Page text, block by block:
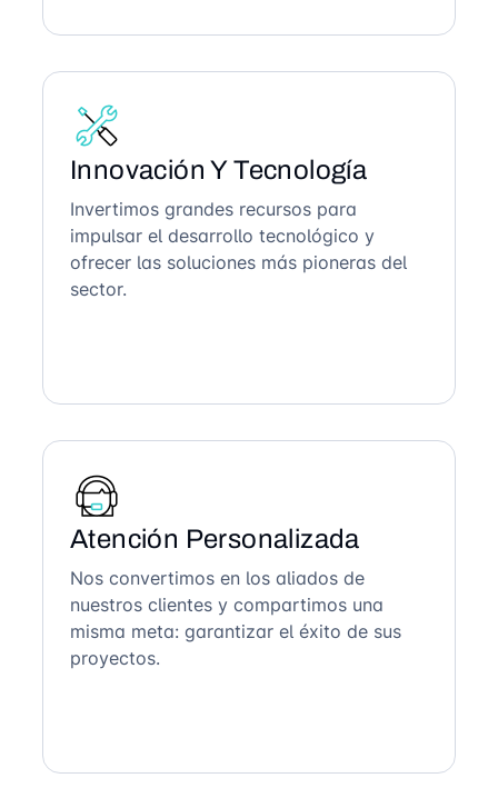
Innovación Y Tecnología
Invertimos grandes recursos para
impulsar el desarrollo tecnológico y
ofrecer las soluciones más pioneras del
sector.
Atención Personalizada
Nos convertimos en los aliados de
nuestros clientes y compartimos una
misma meta: garantizar el éxito de sus
proyectos.